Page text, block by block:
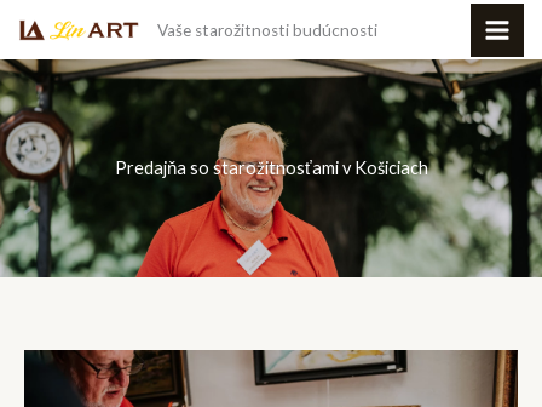
obsah
Vaše starožitnosti budúcnosti
Predajňa so starožitnosťami v Košiciach